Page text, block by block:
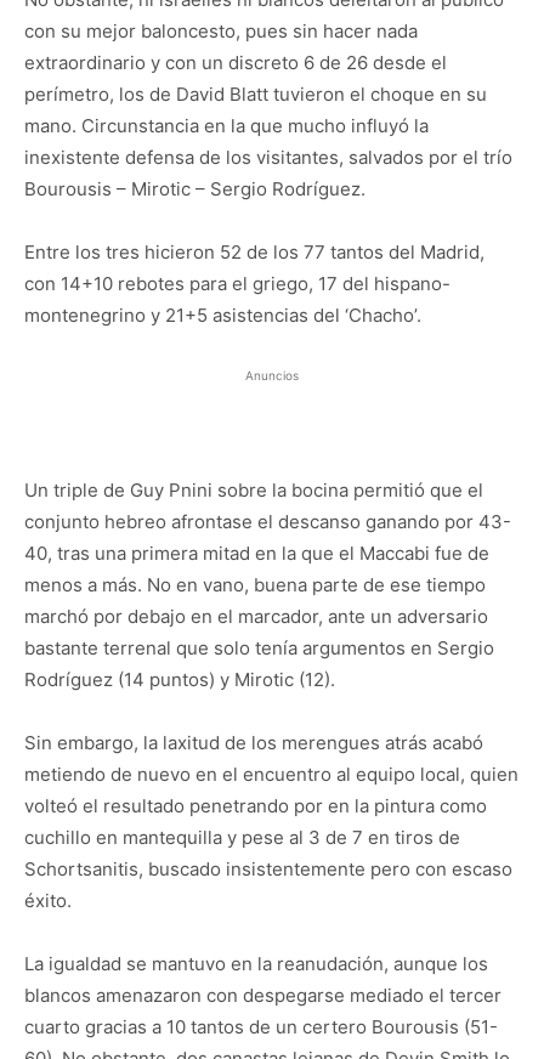
con su mejor baloncesto, pues sin hacer nada
extraordinario y con un discreto 6 de 26 desde el
perímetro, los de David Blatt tuvieron el choque en su
mano. Circunstancia en la que mucho influyó la
inexistente defensa de los visitantes, salvados por el trío
Bourousis – Mirotic – Sergio Rodríguez.
Entre los tres hicieron 52 de los 77 tantos del Madrid,
con 14+10 rebotes para el griego, 17 del hispano-
montenegrino y 21+5 asistencias del ‘Chacho’.
Anuncios
Un triple de Guy Pnini sobre la bocina permitió que el
conjunto hebreo afrontase el descanso ganando por 43-
40, tras una primera mitad en la que el Maccabi fue de
menos a más. No en vano, buena parte de ese tiempo
marchó por debajo en el marcador, ante un adversario
bastante terrenal que solo tenía argumentos en Sergio
Rodríguez (14 puntos) y Mirotic (12).
Sin embargo, la laxitud de los merengues atrás acabó
metiendo de nuevo en el encuentro al equipo local, quien
volteó el resultado penetrando por en la pintura como
cuchillo en mantequilla y pese al 3 de 7 en tiros de
Schortsanitis, buscado insistentemente pero con escaso
éxito.
La igualdad se mantuvo en la reanudación, aunque los
blancos amenazaron con despegarse mediado el tercer
cuarto gracias a 10 tantos de un certero Bourousis (51-